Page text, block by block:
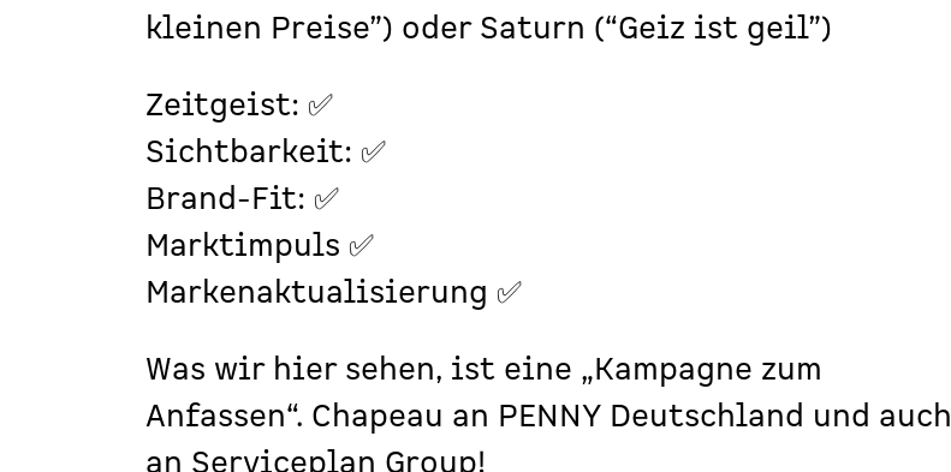
kleinen Preise”) oder Saturn (“Geiz ist geil”)
Zeitgeist: ✅
Sichtbarkeit: ✅
Brand-Fit: ✅
Marktimpuls ✅
Markenaktualisierung ✅
Was wir hier sehen, ist eine „Kampagne zum
Anfassen“. Chapeau an PENNY Deutschland und auch